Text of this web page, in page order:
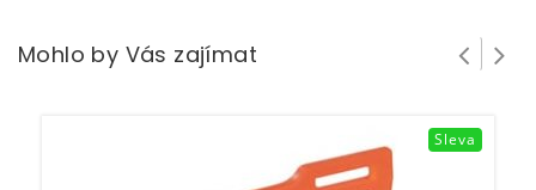
Mohlo by Vás zajímat
Sleva